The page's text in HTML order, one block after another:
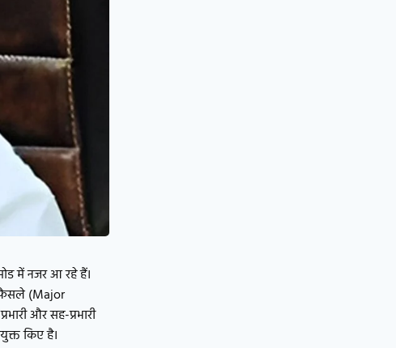
में नजर आ रहे हैं।
फैसले (Major
और सह-प्रभारी
किए है।